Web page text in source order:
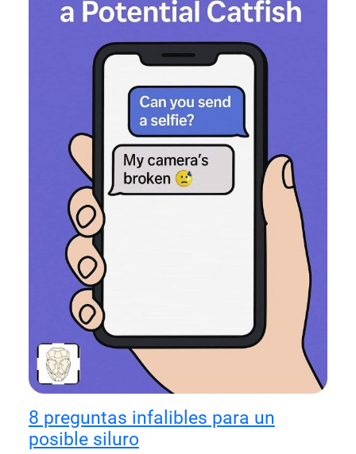
8 preguntas infalibles para un
posible siluro